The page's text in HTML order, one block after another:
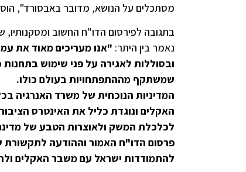
מסתכלים על הנושא, מדובר באבסורד",
בתגובה לפירסום הדו"ח החשוב ומסקנותיו,
נאמר בין היתר: "אנו מעריכים מאוד את
ובסוללות לאגירה על פני שימוש
שמשתקף מההתפתחויות בעולם כולו.
המדיניות הנוכחית של משרד האנרגיה
האקלים ונוגדת כליל את האינטרס
לכלכלת המשק ולאוצרות הטבע של
פרסום הדו"ח האמור וההודעה
להתמודדות ישראל עם משבר האקלים